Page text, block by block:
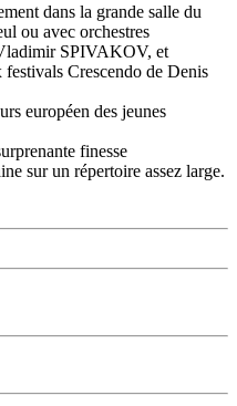
dans la grande salle du
ou avec orchestres
SPIVAKOV, et
Crescendo de Denis
européen des jeunes
finesse
sur un répertoire assez large.